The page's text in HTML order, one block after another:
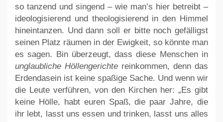
so tanzend und singend – wie man’s hier betreibt –
ideologisierend und theologisierend in den Himmel
hineintanzen. Und dann soll er bitte noch gefälligst
seinen Platz räumen in der Ewigkeit, so könnte man
es sagen. Bin überzeugt, dass diese Menschen in
unglaubliche Höllengerichte reinkommen, denn das
Erdendasein ist keine spaßige Sache. Und wenn wir
die Leute verführen, von den Kirchen her: „Es gibt
keine Hölle, habt euren Spaß, die paar Jahre, die
ihr lebt, lasst uns essen und trinken, lasst uns alles